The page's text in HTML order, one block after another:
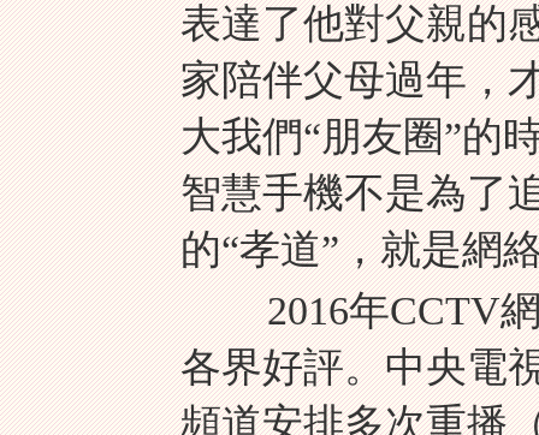
表達了他對父親的
家陪伴父母過年，
大我們“朋友圈”的
智慧手機不是為了
的“孝道”，就是網
2016年CCTV網
各界好評。中央電
頻道安排多次重播